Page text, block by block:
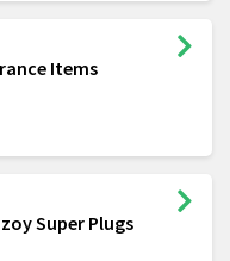
Items
Super Plugs